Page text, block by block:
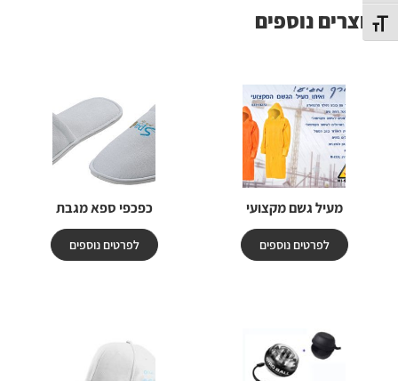
מתג גודל גופן
מוצרים נוספים
מעיל גשם מקצועי
לפרטים נוספים
כפכפי ספא מגבת
לפרטים נוספים